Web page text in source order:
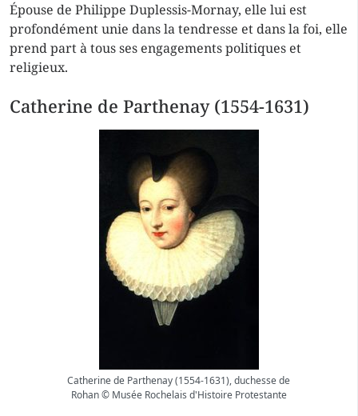
Épouse de Philippe Duplessis-Mornay, elle lui est
profondément unie dans la tendresse et dans la foi, elle
prend part à tous ses engagements politiques et
religieux.
Catherine de Parthenay (1554-1631)
Catherine de Parthenay (1554-1631), duchesse de
Rohan © Musée Rochelais d'Histoire Protestante